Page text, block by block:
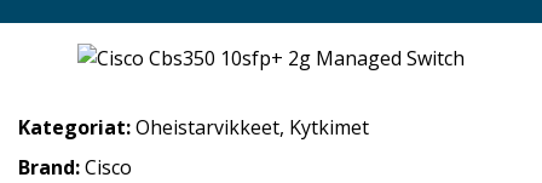
Kategoriat:Oheistarvikkeet, Kytkimet
Brand:Cisco